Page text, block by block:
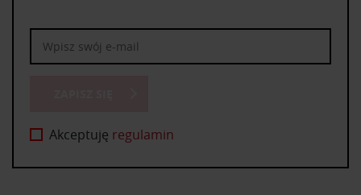
Akceptuję regulamin